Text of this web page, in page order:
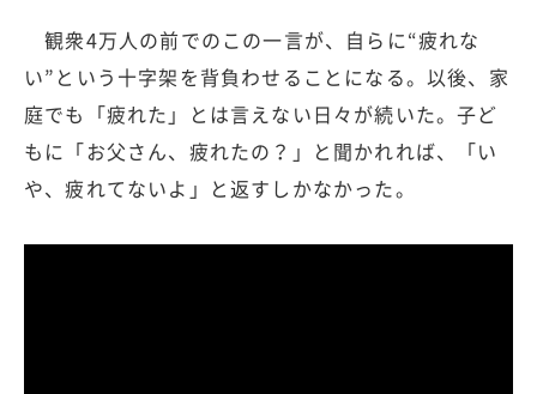
観衆4万人の前でのこの一言が、自らに“疲れな
い”という十字架を背負わせることになる。以後、家
庭でも「疲れた」とは言えない日々が続いた。子ど
もに「お父さん、疲れたの？」と聞かれれば、「い
や、疲れてないよ」と返すしかなかった。